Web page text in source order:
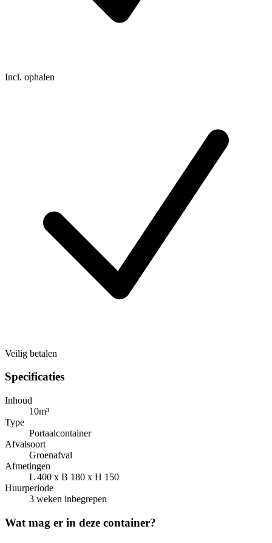
Incl. ophalen
Veilig betalen
Specificaties
Inhoud
10m³
Type
Portaalcontainer
Afvalsoort
Groenafval
Afmetingen
L 400 x B 180 x H 150
Huurperiode
3 weken inbegrepen
Wat mag er in deze container?